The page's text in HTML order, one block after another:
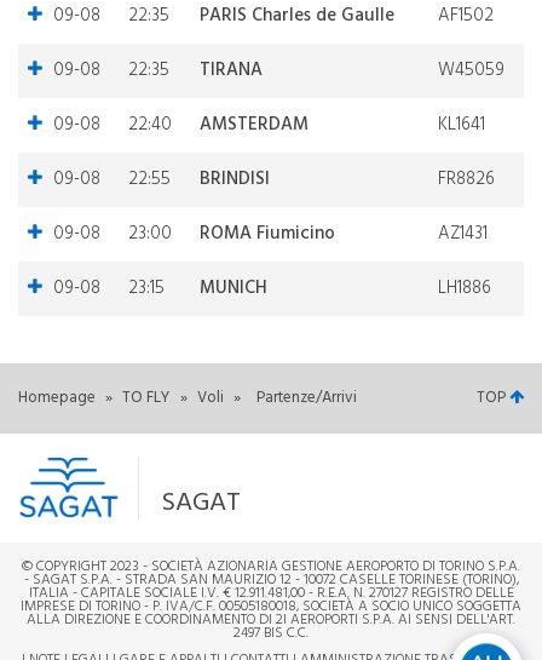
09-08
22:35 PARIS Charles de Gaulle
AF1502
09-08
22:35 TIRANA
W45059
09-08
22:40 AMSTERDAM
KL1641
09-08
22:55 BRINDISI
FR8826
09-08
23:00 ROMA Fiumicino
AZ1431
09-08
23:15 MUNICH LH1886
Homepage » TO FLY » Voli » Partenze/Arrivi TOP
SAGAT
© COPYRIGHT 2023 - SOCIETÀ AZIONARIA GESTIONE AEROPORTO DI TORINO S.P.A.
- SAGAT S.P.A. - STRADA SAN MAURIZIO 12 - 10072 CASELLE TORINESE (TORINO),
ITALIA - CAPITALE SOCIALE I.V. € 12.911.481,00 - R.E.A. N. 270127 REGISTRO DELLE
IMPRESE DI TORINO - P. IVA/C.F. 00505180018, SOCIETÀ A SOCIO UNICO SOGGETTA
ALLA DIREZIONE E COORDINAMENTO DI 2I AEROPORTI S.P.A. AI SENSI DELL'ART.
2497 BIS C.C.